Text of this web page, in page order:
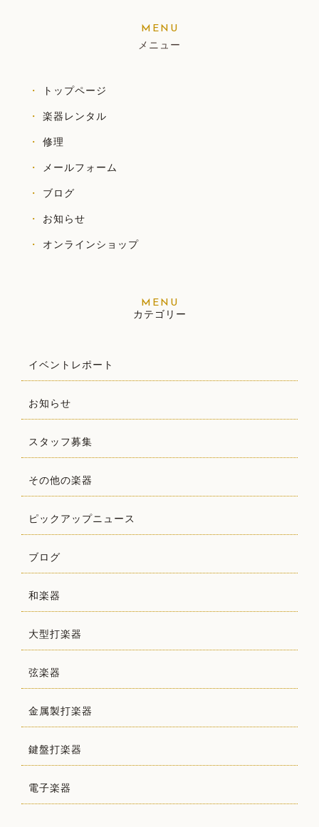
メニュー
トップページ
楽器レンタル
修理
メールフォーム
ブログ
お知らせ
オンラインショップ
カテゴリー
イベントレポート
お知らせ
スタッフ募集
その他の楽器
ピックアップニュース
ブログ
和楽器
大型打楽器
弦楽器
金属製打楽器
鍵盤打楽器
電子楽器